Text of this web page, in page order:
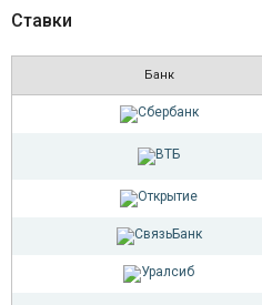
Ставки
Банк